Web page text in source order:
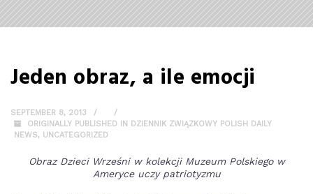
Jeden obraz, a ile emocji
SEPTEMBER 8, 2013
ORIGINALLY PUBLISHED IN DZIENNIK ZWIĄZKOWY POLISH DAILY
NEWS, UNCATEGORIZED
Obraz Dzieci Wrześni w kolekcji Muzeum Polskiego w
Ameryce uczy patriotyzmu